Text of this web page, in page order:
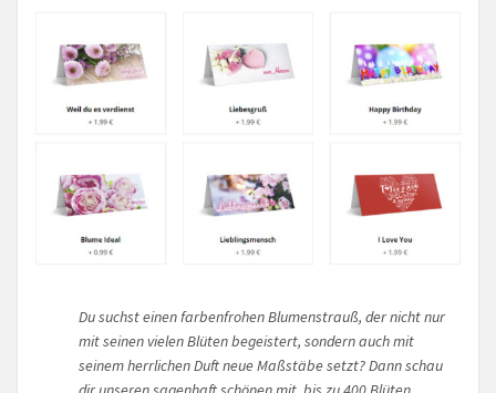
Du suchst einen farbenfrohen Blumenstrauß, der nicht nur
mit seinen vielen Blüten begeistert, sondern auch mit
seinem herrlichen Duft neue Maßstäbe setzt? Dann schau